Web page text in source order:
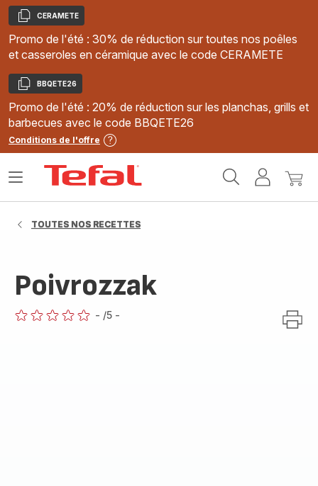
Copier
CERAMETE
Promo de l'été : 30% de réduction sur toutes nos poêles
et casseroles en céramique avec le code CERAMETE
Copier
BBQETE26
Promo de l'été : 20% de réduction sur les planchas, grills et
barbecues avec le code BBQETE26
Conditions de l'offre
MonMon
Ouvrir
TOUTES NOS RECETTES
Poivrozzak
- /5 -